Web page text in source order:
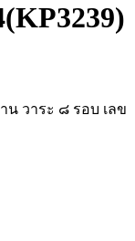
วาระ ๘ รอบ เลข